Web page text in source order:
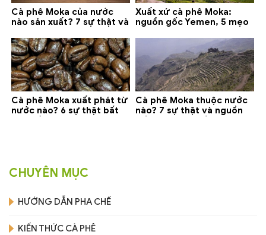
Cà phê Moka của nước
nào sản xuất? 7 sự thật và
Xuất xứ cà phê Moka:
nguồn gốc Yemen, 5 mẹo
Cà phê Moka xuất phát từ
nước nào? 6 sự thật bất
Cà phê Moka thuộc nước
nào? 7 sự thật và nguồn
CHUYÊN MỤC
HƯỚNG DẪN PHA CHẾ
KIẾN THỨC CÀ PHÊ